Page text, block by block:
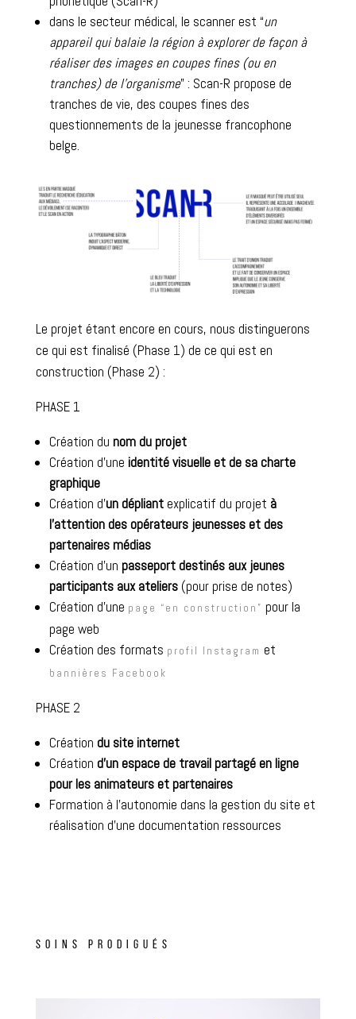
dans le secteur médical, le scanner est “un
appareil qui balaie la région à explorer de façon à
réaliser des images en coupes fines (ou en
tranches) de l’organisme” : Scan-R propose de
tranches de vie, des coupes fines des
questionnements de la jeunesse francophone
belge.
Le projet étant encore en cours, nous distinguerons
ce qui est finalisé (Phase 1) de ce qui est en
construction (Phase 2) :
PHASE 1
Création du nom du projet
Création d’une identité visuelle et de sa charte
graphique
Création d’un dépliantexplicatif du projet à
l’attention des opérateurs jeunesses et des
partenaires médias
Création d’un passeport destinés aux jeunes
participants aux ateliers(pour prise de notes)
Création d’une page “en construction” pour la
page web
Création des formats profil Instagram et
bannières Facebook
PHASE 2
Création du site internet
Création d’un espace de travail partagé en ligne
pour les animateurs et partenaires
Formation à l’autonomie dans la gestion du site et
réalisation d’une documentation ressources
SOINS PRODIGUÉS